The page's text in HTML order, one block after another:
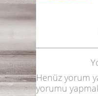
Henüz yorum
yorumu